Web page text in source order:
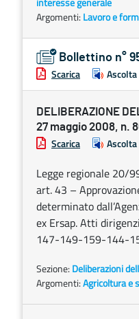
Argomenti: Lavoro e
Bollettino n°
Scarica Ascolta
DELIBERAZIONE
27 maggio 2008, n.
Scarica Ascolta
Legge regionale 20/
art. 43 –
determinato
ex Ersap. Atti
147-149-159-144-
Sezione: Deliberazioni
Argomenti:Agricoltura e